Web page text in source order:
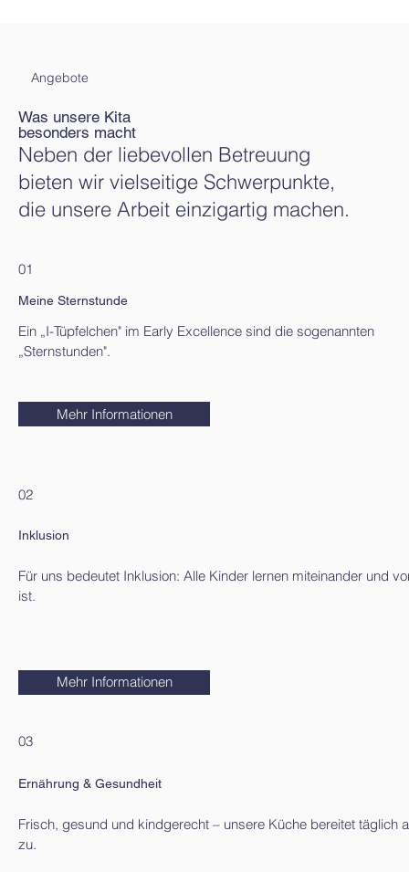
Angebote
Was unsere Kita
besonders macht
Neben der liebevollen Betreuung
bieten wir vielseitige Schwerpunkte,
die unsere Arbeit einzigartig machen.
01
Meine Sternstunde
Ein „I-Tüpfelchen" im Early Excellence sind die sogenannten
„Sternstunden".
Mehr Informationen
02
Inklusion
Für uns bedeutet Inklusion: Alle Kinder lernen miteinander und
ist.
Mehr Informationen
03
Ernährung & Gesundheit
Frisch, gesund und kindgerecht – unsere Küche bereitet täglich
zu.